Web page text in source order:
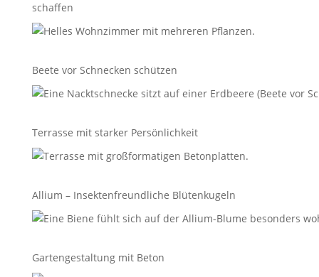
schaffen
Beete vor Schnecken schützen
Terrasse mit starker Persönlichkeit
Allium – Insektenfreundliche Blütenkugeln
Gartengestaltung mit Beton